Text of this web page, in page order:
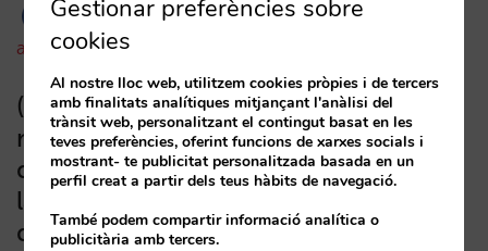
amaialopez22/09/2022
(ESP) Puerto Vallarta | Cómo
mantener o aumentar tu venta
directa web ante la recuperación de
las OTA,turoperadores y otros
destinos
Gestionar preferències sobre
cookies
Al nostre lloc web, utilitzem cookies pròpies i de tercers
amb finalitats analítiques mitjançant l'anàlisi del
trànsit web, personalitzant el contingut basat en les
teves preferències, oferint funcions de xarxes socials i
mostrant- te publicitat personalitzada basada en un
perfil creat a partir dels teus hàbits de navegació.
També podem compartir informació analítica o
publicitària amb tercers.